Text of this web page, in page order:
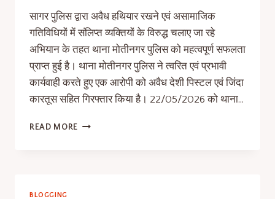
सागर पुलिस द्वारा अवैध हथियार रखने एवं असामाजिक
गतिविधियों में संलिप्त व्यक्तियों के विरुद्ध चलाए जा रहे
अभियान के तहत थाना मोतीनगर पुलिस को महत्वपूर्ण सफलता
प्राप्त हुई है। थाना मोतीनगर पुलिस ने त्वरित एवं प्रभावी
कार्यवाही करते हुए एक आरोपी को अवैध देशी पिस्टल एवं जिंदा
कारतूस सहित गिरफ्तार किया है। 22/05/2026 को थाना…
READ MORE
BLOGGING